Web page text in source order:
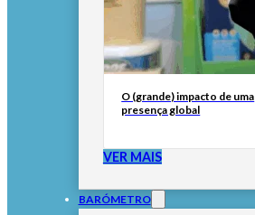
O (grande) impacto de uma
presença global
VER MAIS
BARÓMETRO